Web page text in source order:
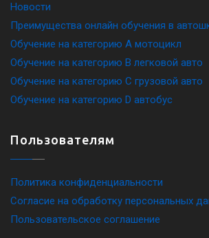
Новости
Преимущества онлайн обучения в
Обучение на категорию A мотоцикл
Обучение на категорию B легковой авто
Обучение на категорию C грузовой авто
Обучение на категорию D автобус
Пользователям
Политика конфиденциальности
Согласие на обработку персональных
Пользовательское соглашение